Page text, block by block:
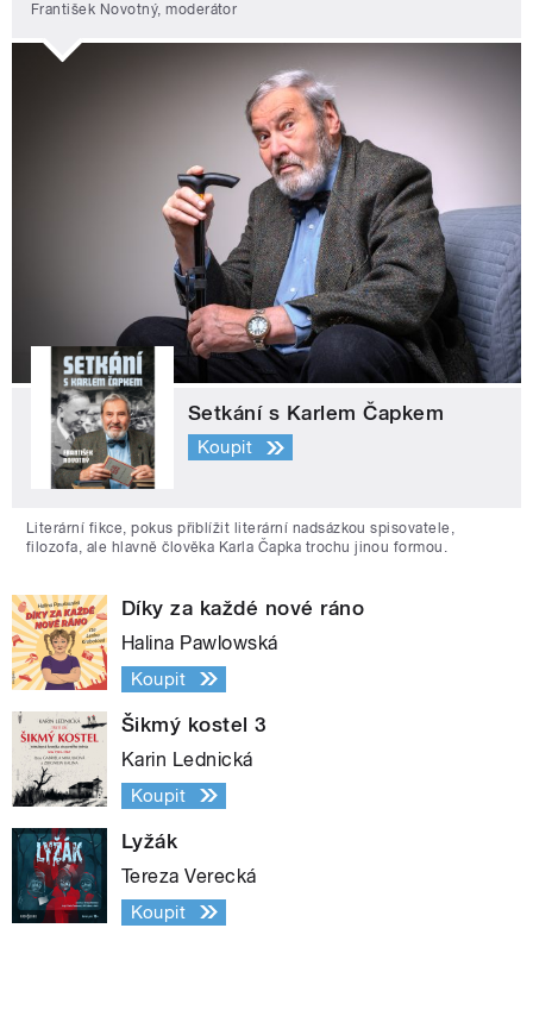
František Novotný, moderátor
Setkání s Karlem Čapkem
Koupit
Literární fikce, pokus přiblížit literární nadsázkou spisovatele,
filozofa, ale hlavně člověka Karla Čapka trochu jinou formou.
Díky za každé nové ráno
Halina Pawlowská
Koupit
Šikmý kostel 3
Karin Lednická
Koupit
Lyžák
Tereza Verecká
Koupit